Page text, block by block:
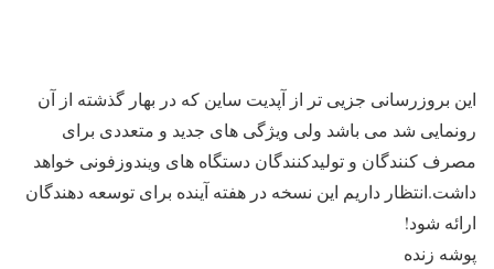
این بروزرسانی جزیی تر از آپدیت ساین که در بهار گذشته از آن
رونمایی شد می باشد ولی ویژگی های جدید و متعددی برای
مصرف کنندگان و تولیدکنندگان دستگاه های ویندوزفونی خواهد
داشت.انتظار داریم این نسخه در هفته آینده برای توسعه دهندگان
ارائه شود!
پوشه زنده